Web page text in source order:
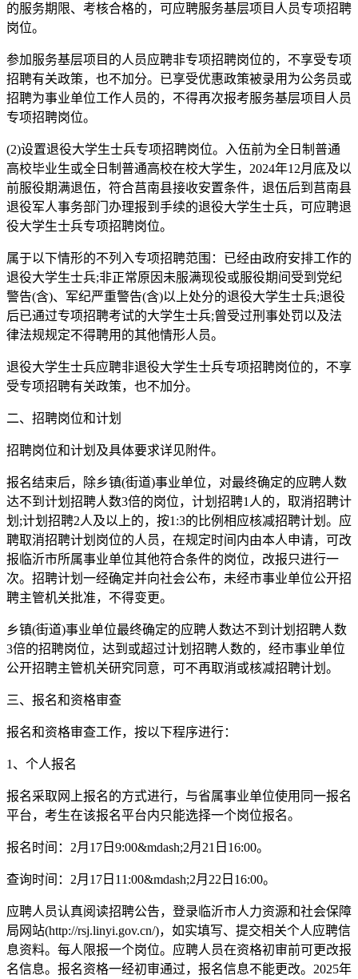
的服务期限、考核合格的，可应聘服务基层项目人员专项招聘
岗位。
参加服务基层项目的人员应聘非专项招聘岗位的，不享受专项
招聘有关政策，也不加分。已享受优惠政策被录用为公务员或
招聘为事业单位工作人员的，不得再次报考服务基层项目人员
专项招聘岗位。
(2)设置退役大学生士兵专项招聘岗位。入伍前为全日制普通
高校毕业生或全日制普通高校在校大学生，2024年12月底及以
前服役期满退伍，符合莒南县接收安置条件，退伍后到莒南县
退役军人事务部门办理报到手续的退役大学生士兵，可应聘退
役大学生士兵专项招聘岗位。
属于以下情形的不列入专项招聘范围：已经由政府安排工作的
退役大学生士兵;非正常原因未服满现役或服役期间受到党纪
警告(含)、军纪严重警告(含)以上处分的退役大学生士兵;退役
后已通过专项招聘考试的大学生士兵;曾受过刑事处罚以及法
律法规规定不得聘用的其他情形人员。
退役大学生士兵应聘非退役大学生士兵专项招聘岗位的，不享
受专项招聘有关政策，也不加分。
二、招聘岗位和计划
招聘岗位和计划及具体要求详见附件。
报名结束后，除乡镇(街道)事业单位，对最终确定的应聘人数
达不到计划招聘人数3倍的岗位，计划招聘1人的，取消招聘计
划;计划招聘2人及以上的，按1:3的比例相应核减招聘计划。应
聘取消招聘计划岗位的人员，在规定时间内由本人申请，可改
报临沂市所属事业单位其他符合条件的岗位，改报只进行一
次。招聘计划一经确定并向社会公布，未经市事业单位公开招
聘主管机关批准，不得变更。
乡镇(街道)事业单位最终确定的应聘人数达不到计划招聘人数
3倍的招聘岗位，达到或超过计划招聘人数的，经市事业单位
公开招聘主管机关研究同意，可不再取消或核减招聘计划。
三、报名和资格审查
报名和资格审查工作，按以下程序进行：
1、个人报名
报名采取网上报名的方式进行，与省属事业单位使用同一报名
平台，考生在该报名平台内只能选择一个岗位报名。
报名时间：2月17日9:00&mdash;2月21日16:00。
查询时间：2月17日11:00&mdash;2月22日16:00。
应聘人员认真阅读招聘公告，登录临沂市人力资源和社会保障
局网站(http://rsj.linyi.gov.cn/)，如实填写、提交相关个人应聘信
息资料。每人限报一个岗位。应聘人员在资格初审前可更改报
名信息。报名资格一经初审通过，报名信息不能更改。2025年